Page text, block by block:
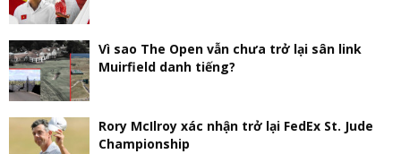
Vì sao The Open vẫn chưa trở lại sân link
Muirfield danh tiếng?
Rory McIlroy xác nhận trở lại FedEx St. Jude
Championship